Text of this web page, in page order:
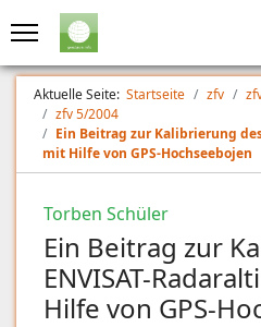
Aktuelle Seite: Startseite zfv
zfv 5/2004
Ein Beitrag zur Kalibrierung
mit Hilfe von GPS-Hochseebojen
Torben Schüler
Ein Beitrag zur
ENVISAT-
Hilfe von GPS-